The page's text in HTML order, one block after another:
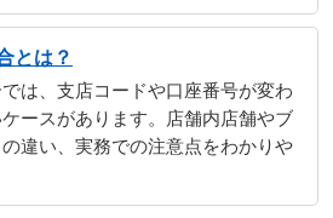
とは？
は、支店コードや口座番号が変わ
ースがあります。店舗内店舗やブ
違い、実務での注意点をわかりや